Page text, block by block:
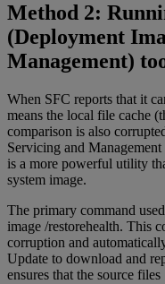
Method 2:
(Deployment
Management)
When SFC reports that it
means the local file cache
comparison is also
Servicing and
is a more powerful utility
system image.
The primary command
image /restorehealth. This
corruption and
Update to download and
ensures that the source